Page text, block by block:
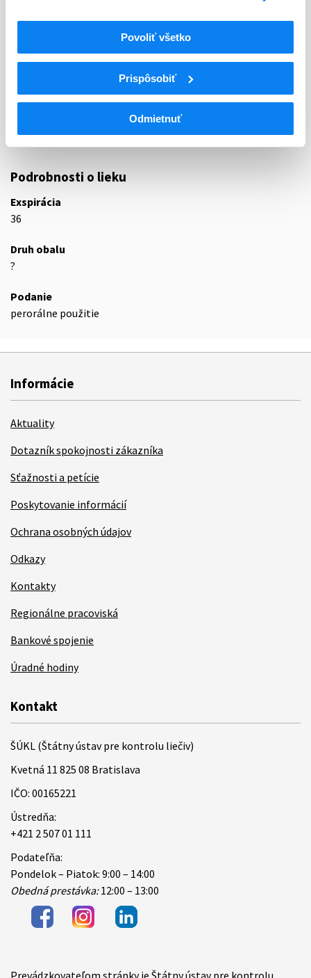
Povoliť všetko
Prispôsobiť
Odmietnuť
UROGENITÁLNY TRAKT A POHLAVNÉ
HORMÓNY
G04B
UROLOGIKÁ
Liečivá na časté močenie a inkontinenciu
G04BD08
Solifenacín
Podrobnosti o lieku
Exspirácia
36
Druh obalu
?
Podanie
perorálne použitie
Informácie
Aktuality
Dotazník spokojnosti zákazníka
Sťažnosti a petície
Poskytovanie informácií
Ochrana osobných údajov
Odkazy
Kontakty
Regionálne pracoviská
Bankové spojenie
Úradné hodiny
Kontakt
ŠÚKL (Štátny ústav pre kontrolu liečiv)
Kvetná 11 825 08 Bratislava
IČO: 00165221
Ústredňa:
+421 2 507 01 111
Podateľňa:
Pondelok – Piatok: 9:00 – 14:00
Obedná prestávka:12:00 – 13:00
Prevádzkovateľom stránky je Štátny ústav pre kontrolu